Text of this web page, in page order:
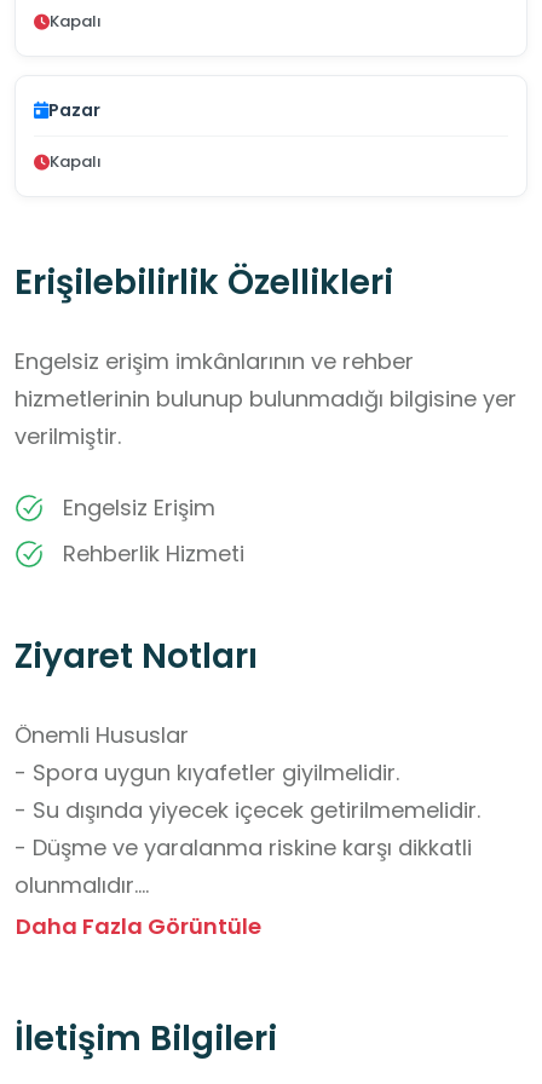
Kapalı
Pazar
Kapalı
Erişilebilirlik Özellikleri
Engelsiz erişim imkânlarının ve rehber
hizmetlerinin bulunup bulunmadığı bilgisine yer
verilmiştir.
Engelsiz Erişim
Rehberlik Hizmeti
Ziyaret Notları
Önemli Hususlar
- Spora uygun kıyafetler giyilmelidir.
- Su dışında yiyecek içecek getirilmemelidir.
- Düşme ve yaralanma riskine karşı dikkatli
olunmalıdır.
- Çevreye ve donanıma zarar verilmemelidir.
randevu alınmalıdır.
Daha Fazla Görüntüle
İletişim Bilgileri